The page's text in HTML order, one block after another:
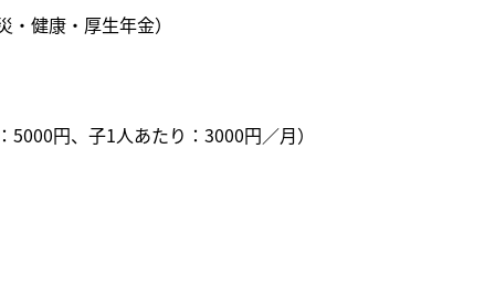
健康・厚生年金）
円、子1人あたり：3000円／月）